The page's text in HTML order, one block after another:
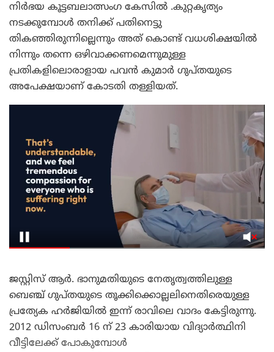
നിർഭയ കൂട്ടബലാത്സംഗ കേസിൽ .കുറ്റകൃത്യം
നടക്കുമ്പോൾ തനിക്ക് പതിനെട്ടു
തികഞ്ഞിരുന്നില്ലെന്നും അത് കൊണ്ട് വധശിക്ഷയിൽ
നിന്നും തന്നെ ഒഴിവാക്കണമെന്നുമുള്ള
പ്രതികളിലൊരാളായ പവൻ കുമാർ ഗുപ്തയുടെ
അപേക്ഷയാണ് കോടതി തള്ളിയത്.
ജസ്റ്റിസ് ആർ. ഭാനുമതിയുടെ നേതൃത്വത്തിലുള്ള
ബെഞ്ച് ഗുപ്തയുടെ തൂക്കിക്കൊല്ലലിനെതിരെയുള്ള
പ്രത്യേക ഹർജിയിൽ ഇന്ന് രാവിലെ വാദം കേട്ടിരുന്നു.
2012 ഡിസംബർ 16 ന് 23 കാരിയായ വിദ്യാർത്ഥിനി
വീട്ടിലേക്ക് പോകുമ്പോൾ